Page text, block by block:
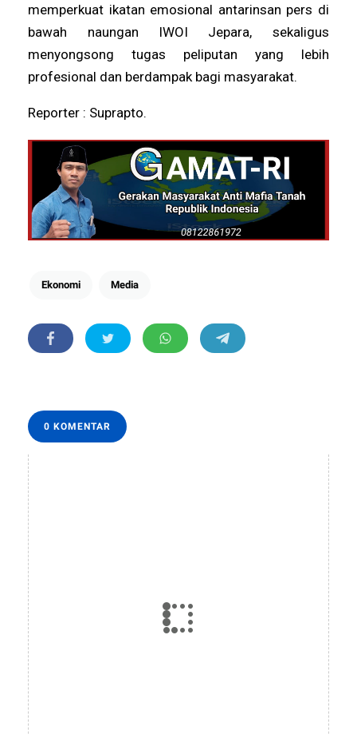
memperkuat ikatan emosional antarinsan pers di
bawah naungan IWOI Jepara, sekaligus
menyongsong tugas peliputan yang lebih
profesional dan berdampak bagi masyarakat.
Reporter : Suprapto.
Ekonomi Media
0 KOMENTAR